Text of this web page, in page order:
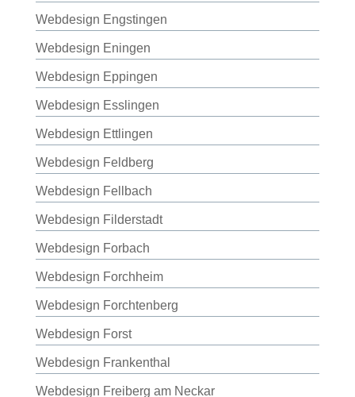
Webdesign Engstingen
Webdesign Eningen
Webdesign Eppingen
Webdesign Esslingen
Webdesign Ettlingen
Webdesign Feldberg
Webdesign Fellbach
Webdesign Filderstadt
Webdesign Forbach
Webdesign Forchheim
Webdesign Forchtenberg
Webdesign Forst
Webdesign Frankenthal
Webdesign Freiberg am Neckar